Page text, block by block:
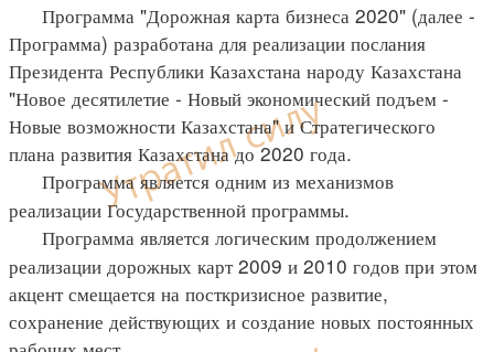
Программа "Дорожная карта бизнеса 2020" (далее -
Программа) разработана для реализации послания
Президента Республики Казахстана народу Казахстана
"Новое десятилетие - Новый экономический подъем -
Новые возможности Казахстана" и Стратегического
плана развития Казахстана до 2020 года.
Программа является одним из механизмов
реализации Государственной программы.
Программа является логическим продолжением
реализации дорожных карт 2009 и 2010 годов при этом
акцент смещается на посткризисное развитие,
сохранение действующих и создание новых постоянных